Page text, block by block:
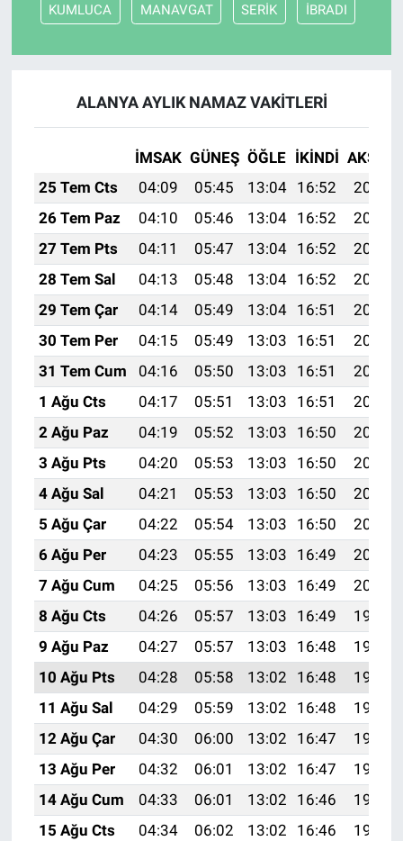
KUMLUCA MANAVGAT SERİK İBRADI
ALANYA AYLIK NAMAZ VAKITLERI
İMSAK GÜNEŞ ÖĞLE İKINDI AKŞAM
25 Tem Cts
04:09 05:45 13:04 16:52
20:12
26 Tem Paz
04:10 05:46 13:04 16:52
20:11
27 Tem Pts
04:11 05:47 13:04 16:52
20:10
28 Tem Sal
04:13 05:48 13:04 16:52
20:09
29 Tem Çar
04:14 05:49 13:04 16:51
20:08
30 Tem Per
04:15 05:49 13:03 16:51
20:08
31 Tem Cum
04:16 05:50 13:03 16:51
20:07
1 Ağu Cts
04:17 05:51 13:03 16:51
20:06
2 Ağu Paz
04:19 05:52 13:03 16:50
20:05
3 Ağu Pts
04:20 05:53 13:03 16:50
20:04
4 Ağu Sal
04:21 05:53 13:03 16:50
20:03
5 Ağu Çar
04:22 05:54 13:03 16:50
20:02
6 Ağu Per
04:23 05:55 13:03 16:49
20:01
7 Ağu Cum
04:25 05:56 13:03 16:49
20:00
8 Ağu Cts
04:26 05:57 13:03 16:49
19:59
9 Ağu Paz
04:27 05:57 13:03 16:48
19:58
10 Ağu Pts
04:28 05:58 13:02 16:48
19:57
11 Ağu Sal
04:29 05:59 13:02 16:48
19:56
12 Ağu Çar
04:30 06:00 13:02 16:47
19:54
13 Ağu Per
04:32 06:01 13:02 16:47
19:53
14 Ağu Cum
04:33 06:01 13:02 16:46
19:52
15 Ağu Cts
04:34 06:02 13:02 16:46
19:51